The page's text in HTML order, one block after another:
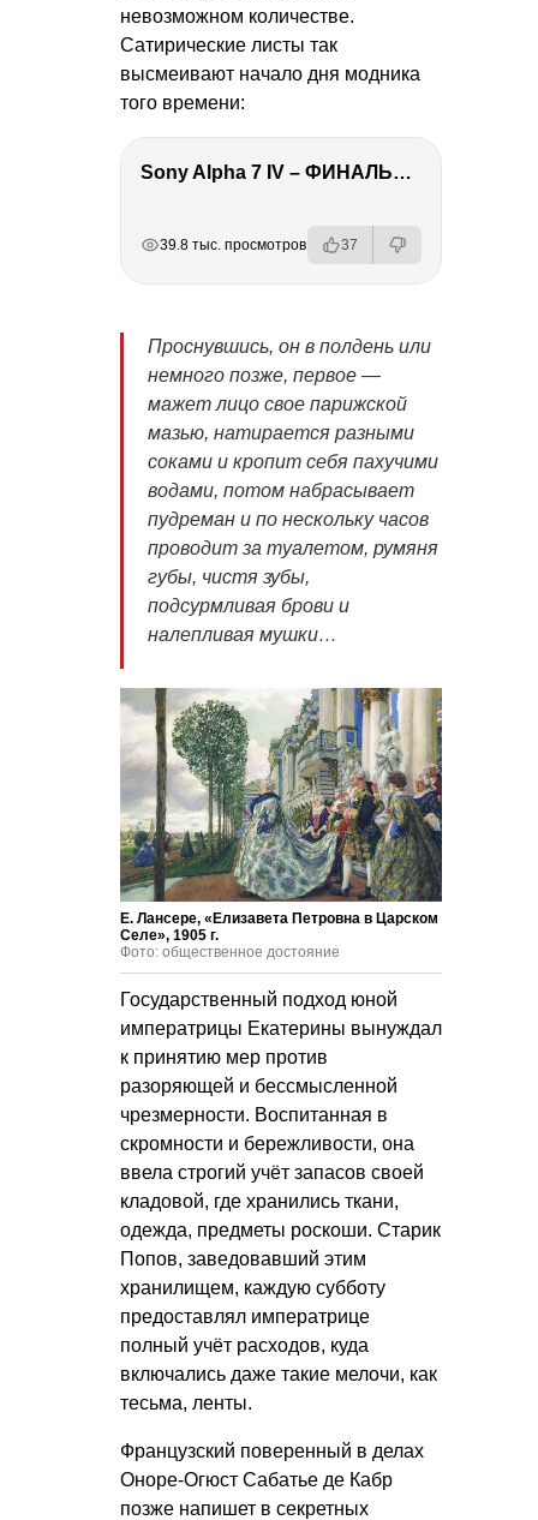
невозможном количестве.
Сатирические листы так
высмеивают начало дня модника
того времени:
Sony Alpha 7 IV – ФИНАЛЬНЫЙ ОБЗОР
39.8 тыс. просмотров 37
Проснувшись, он в полдень или
немного позже, первое —
мажет лицо свое парижской
мазью, натирается разными
соками и кропит себя пахучими
водами, потом набрасывает
пудреман и по нескольку часов
проводит за туалетом, румяня
губы, чистя зубы,
подсурмливая брови и
налепливая мушки…
Е. Лансере, «Елизавета Петровна в Царском
Селе», 1905 г.
Фото: общественное достояние
Государственный подход юной
императрицы Екатерины вынуждал
к принятию мер против
разоряющей и бессмысленной
чрезмерности. Воспитанная в
скромности и бережливости, она
ввела строгий учёт запасов своей
кладовой, где хранились ткани,
одежда, предметы роскоши. Старик
Попов, заведовавший этим
хранилищем, каждую субботу
предоставлял императрице
полный учёт расходов, куда
включались даже такие мелочи, как
тесьма, ленты.
Французский поверенный в делах
Оноре-Огюст Сабатье де Кабр
позже напишет в секретных